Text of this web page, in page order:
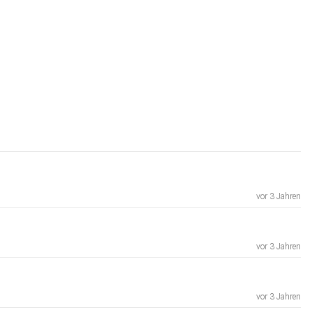
vor 3 Jahren
vor 3 Jahren
vor 3 Jahren